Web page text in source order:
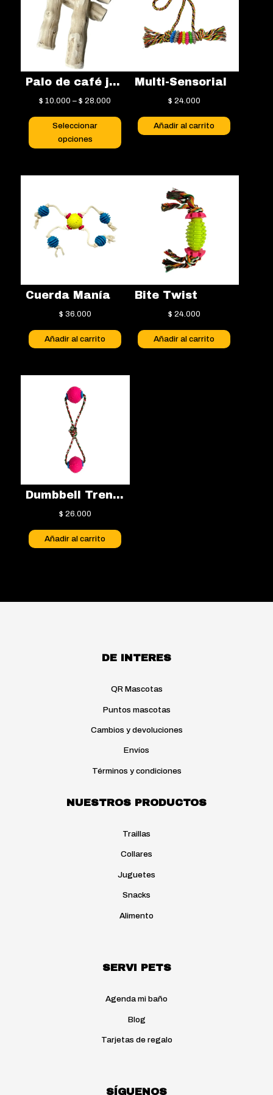
Palo de café juguete para mascotas
$ 10.000 –$ 28.000
Seleccionar
opciones
producto
tiene
producto
Multi-Sensorial
$ 24.000
Añadir al carrito
Cuerda Manía
$ 36.000
Añadir al carrito
Bite Twist
$ 24.000
Añadir al carrito
Dumbbell Trenzado
$ 26.000
Añadir al carrito
DE INTERES
QR Mascotas
Puntos mascotas
Cambios y devoluciones
Envíos
Términos y condiciones
NUESTROS PRODUCTOS
Traillas
Collares
Juguetes
Snacks
Alimento
SERVI PETS
Agenda mi baño
Blog
Tarjetas de regalo
SÍGUENOS